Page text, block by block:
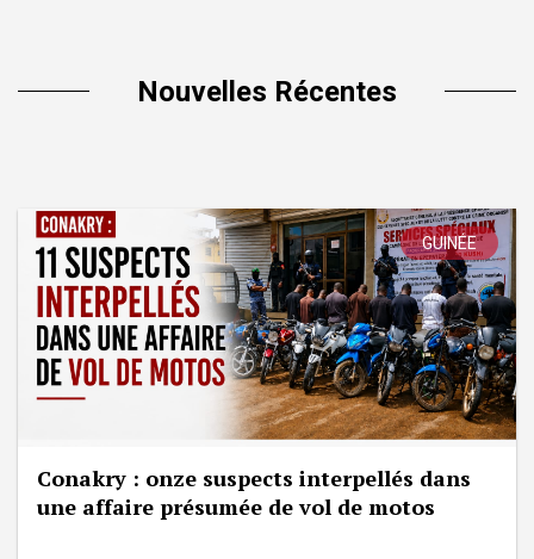
Nouvelles Récentes
GUINÉE
Conakry : onze suspects interpellés dans
une affaire présumée de vol de motos